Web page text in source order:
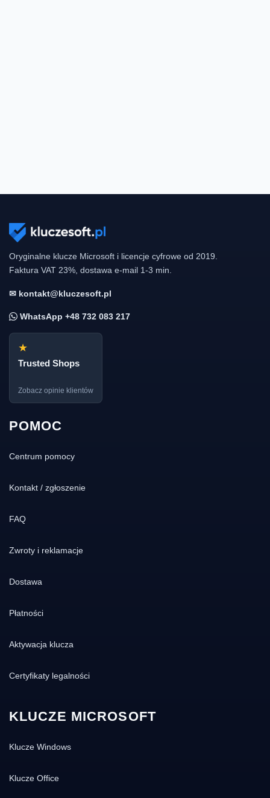
Oryginalne klucze Microsoft i licencje cyfrowe od 2019.
Faktura VAT 23%, dostawa e-mail 1-3 min.
✉ kontakt@kluczesoft.pl
WhatsApp +48 732 083 217
★
Trusted Shops
Zobacz opinie klientów
POMOC
Centrum pomocy
Kontakt / zgłoszenie
FAQ
Zwroty i reklamacje
Dostawa
Płatności
Aktywacja klucza
Certyfikaty legalności
KLUCZE MICROSOFT
Klucze Windows
Klucze Office